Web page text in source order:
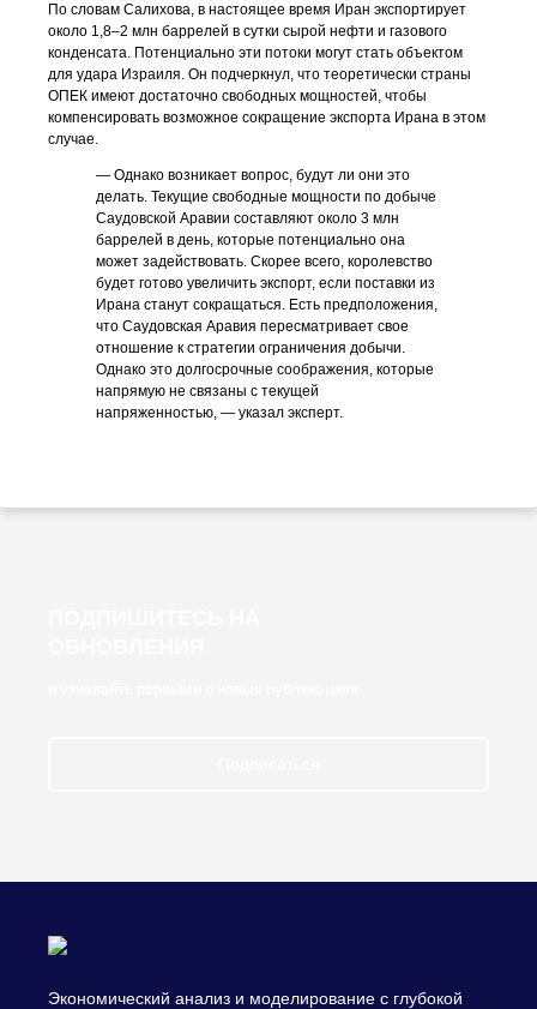
По словам Салихова, в настоящее время Иран экспортирует
около 1,8–2 млн баррелей в сутки сырой нефти и газового
конденсата. Потенциально эти потоки могут стать объектом
для удара Израиля. Он подчеркнул, что теоретически страны
ОПЕК имеют достаточно свободных мощностей, чтобы
компенсировать возможное сокращение экспорта Ирана в этом
случае.
— Однако возникает вопрос, будут ли они это
делать. Текущие свободные мощности по добыче
Саудовской Аравии составляют около 3 млн
баррелей в день, которые потенциально она
может задействовать. Скорее всего, королевство
будет готово увеличить экспорт, если поставки из
Ирана станут сокращаться. Есть предположения,
что Саудовская Аравия пересматривает свое
отношение к стратегии ограничения добычи.
Однако это долгосрочные соображения, которые
напрямую не связаны с текущей
напряженностью, — указал эксперт.
Экономический анализ и моделирование с глубокой